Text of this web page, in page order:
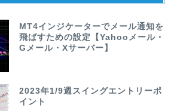
MT4インジケーターでメール通知を
飛ばすための設定【Yahooメール・
Gメール・Xサーバー】
2023年1/9週スイングエントリーポ
イント